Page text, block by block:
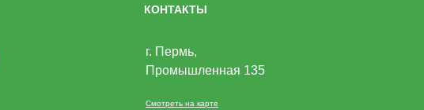
КОНТАКТЫ
г. Пермь,
Промышленная 135
Смотреть на карте